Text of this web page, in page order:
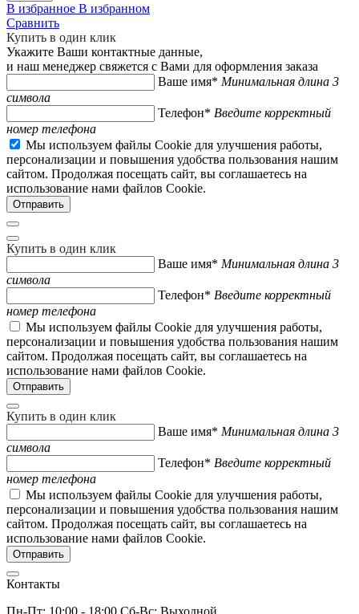
В избранное В избранном
Сравнить
Купить в один клик
Укажите Ваши контактные данные,
и наш менеджер свяжется с Вами для оформления заказа
Ваше имя* Минимальная длина 3
символа
Телефон* Введите корректный
номер телефона
Мы используем файлы Cookie для улучшения работы,
персонализации и повышения удобства пользования нашим
сайтом. Продолжая посещать сайт, вы соглашаетесь на
использование нами файлов Cookie.
Купить в один клик
Ваше имя* Минимальная длина 3
символа
Телефон* Введите корректный
номер телефона
Мы используем файлы Cookie для улучшения работы,
персонализации и повышения удобства пользования нашим
сайтом. Продолжая посещать сайт, вы соглашаетесь на
использование нами файлов Cookie.
Купить в один клик
Ваше имя* Минимальная длина 3
символа
Телефон* Введите корректный
номер телефона
Мы используем файлы Cookie для улучшения работы,
персонализации и повышения удобства пользования нашим
сайтом. Продолжая посещать сайт, вы соглашаетесь на
использование нами файлов Cookie.
Контакты
Пн-Пт: 10:00 - 18:00 Сб-Вс: Выходной